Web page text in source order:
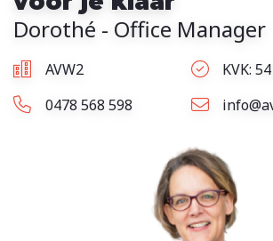
Dorothé - Office Manager
AVW2
KVK:
0478 568 598